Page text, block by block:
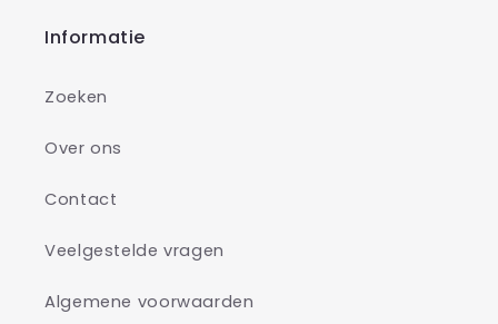
Informatie
Zoeken
Over ons
Contact
Veelgestelde vragen
Algemene voorwaarden